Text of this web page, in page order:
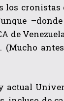
cronistas
de